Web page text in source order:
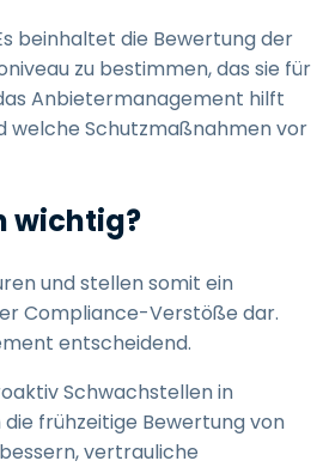
beinhaltet die Bewertung der
zu bestimmen, das sie für
Anbietermanagement hilft
welche Schutzmaßnahmen vor
wichtig?
und stellen somit ein
Compliance-Verstöße dar.
entscheidend.
Schwachstellen in
frühzeitige Bewertung von
vertrauliche